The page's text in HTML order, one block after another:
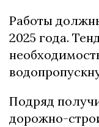
Работы
2025 года.
Подряд
дорожно-